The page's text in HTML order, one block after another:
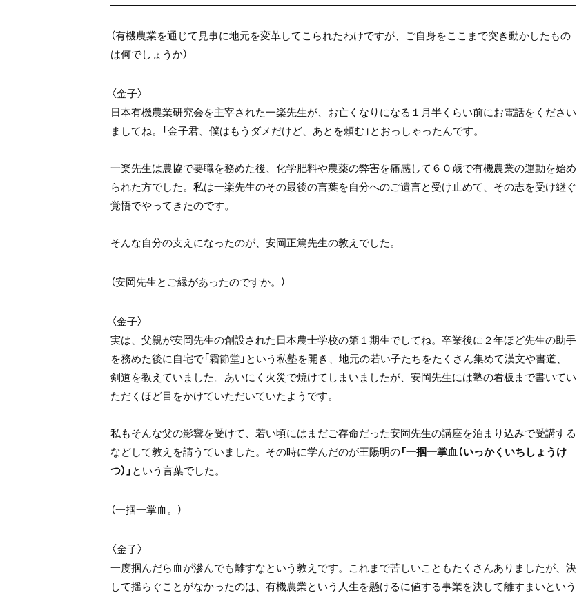
（有機農業を通じて見事に地元を変革してこられたわけですが、ご自身をここまで突き動かしたもの
は何でしょうか）
〈金子〉
日本有機農業研究会を主宰された一楽先生が、お亡くなりになる１月半くらい前にお電話をください
ましてね。「金子君、僕はもうダメだけど、あとを頼む」とおっしゃったんです。
一楽先生は農協で要職を務めた後、化学肥料や農薬の弊害を痛感して６０歳で有機農業の運動を始め
られた方でした。私は一楽先生のその最後の言葉を自分へのご遺言と受け止めて、その志を受け継ぐ
覚悟でやってきたのです。
そんな自分の支えになったのが、安岡正篤先生の教えでした。
（安岡先生とご縁があったのですか。）
〈金子〉
実は、父親が安岡先生の創設された日本農士学校の第１期生でしてね。卒業後に２年ほど先生の助手
を務めた後に自宅で「霜節堂」という私塾を開き、地元の若い子たちをたくさん集めて漢文や書道、
剣道を教えていました。あいにく火災で焼けてしまいましたが、安岡先生には塾の看板まで書いてい
ただくほど目をかけていただいていたようです。
私もそんな父の影響を受けて、若い頃にはまだご存命だった安岡先生の講座を泊まり込みで受講する
などして教えを請うていました。その時に学んだのが王陽明の「一掴一掌血（いっかくいちしょうけ
つ）」という言葉でした。
（一掴一掌血。）
〈金子〉
一度掴んだら血が滲んでも離すなという教えです。これまで苦しいこともたくさんありましたが、決
して揺らぐことがなかったのは、有機農業という人生を懸けるに値する事業を決して離すまいという